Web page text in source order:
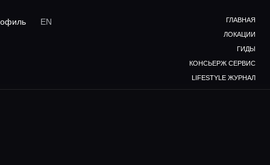
EN
ГЛАВНАЯ
ЛОКАЦИИ
ГИДЫ
КОНСЬЕРЖ СЕРВИС
LIFESTYLE ЖУРНАЛ